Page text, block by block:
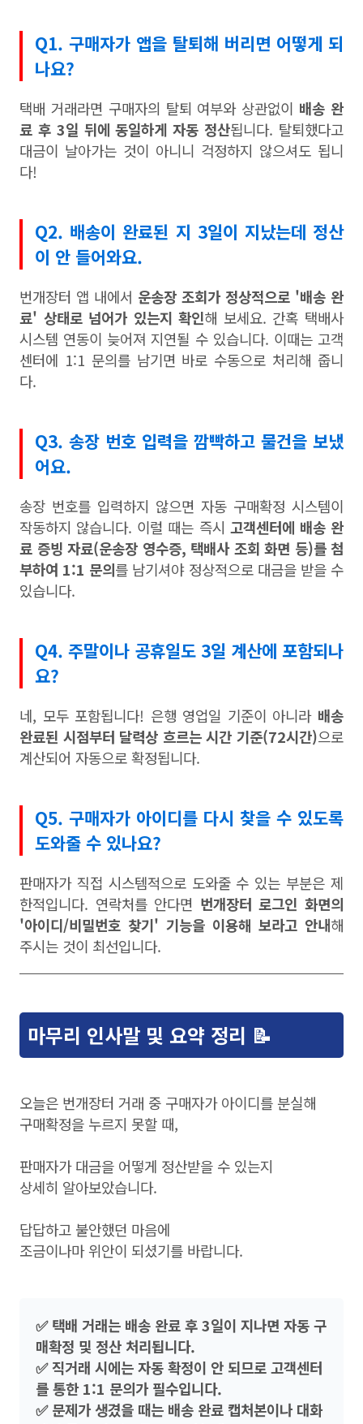
Q1. 구매자가 앱을 탈퇴해 버리면 어떻게 되
나요?
택배 거래라면 구매자의 탈퇴 여부와 상관없이 배송 완
료 후 3일 뒤에 동일하게 자동 정산됩니다. 탈퇴했다고
대금이 날아가는 것이 아니니 걱정하지 않으셔도 됩니
다!
Q2. 배송이 완료된 지 3일이 지났는데 정산
이 안 들어와요.
번개장터 앱 내에서 운송장 조회가 정상적으로 '배송 완
료' 상태로 넘어가 있는지 확인해 보세요. 간혹 택배사
시스템 연동이 늦어져 지연될 수 있습니다. 이때는 고객
센터에 1:1 문의를 남기면 바로 수동으로 처리해 줍니
다.
Q3. 송장 번호 입력을 깜빡하고 물건을 보냈
어요.
송장 번호를 입력하지 않으면 자동 구매확정 시스템이
작동하지 않습니다. 이럴 때는 즉시 고객센터에 배송 완
료 증빙 자료(운송장 영수증, 택배사 조회 화면 등)를 첨
부하여 1:1 문의를 남기셔야 정상적으로 대금을 받을 수
있습니다.
Q4. 주말이나 공휴일도 3일 계산에 포함되나
요?
네, 모두 포함됩니다! 은행 영업일 기준이 아니라 배송
완료된 시점부터 달력상 흐르는 시간 기준(72시간)으로
계산되어 자동으로 확정됩니다.
Q5. 구매자가 아이디를 다시 찾을 수 있도록
도와줄 수 있나요?
판매자가 직접 시스템적으로 도와줄 수 있는 부분은 제
한적입니다. 연락처를 안다면 번개장터 로그인 화면의
'아이디/비밀번호 찾기' 기능을 이용해 보라고 안내해
주시는 것이 최선입니다.
마무리 인사말 및 요약 정리 📝
오늘은 번개장터 거래 중 구매자가 아이디를 분실해
구매확정을 누르지 못할 때,
판매자가 대금을 어떻게 정산받을 수 있는지
상세히 알아보았습니다.
답답하고 불안했던 마음에
조금이나마 위안이 되셨기를 바랍니다.
✅ 택배 거래는 배송 완료 후 3일이 지나면 자동 구
매확정 및 정산 처리됩니다.
✅ 직거래 시에는 자동 확정이 안 되므로 고객센터
를 통한 1:1 문의가 필수입니다.
✅ 문제가 생겼을 때는 배송 완료 캡처본이나 대화